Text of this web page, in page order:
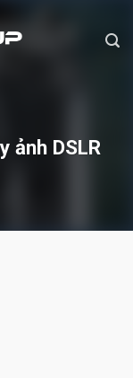
ảnh DSLR